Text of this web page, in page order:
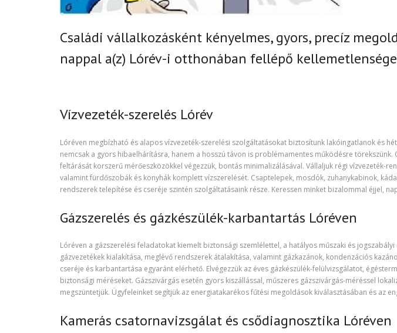
Családi vállalkozásként kényelmes, gyors, precíz
nappal a(z) Lórév-i otthonában fellépő
Vízvezeték-szerelés Lórév
Lóréven megbízható és alapos vízvezeték-szerelési szolgáltatásokat biztosítunk lakóingatlanok és
nemcsak a gyors hibaelhárításra, hanem a hosszú távon is problémamentes működésre
feltárását korszerű mérőeszközökkel végezzük, bontás minimalizálásával. Vállaljuk régi vízvezeték-
valamint fürdőszobák és konyhák komplett vízszerelését. Csaptelepek, mosdók, zuhanykabinok,
rendszerek telepítése és cseréje szintén szolgáltatásaink része. Keressen minket bizalommal éjjel,
Gázszerelés és gázkészülék-karbantartás Lóréven
Lóréven a gázszerelési feladatokat kiemelt biztonsági szemlélettel, a hatályos műszaki és
gázvezetékek kialakítása, meglévő rendszerek átalakítása, valamint gázkazánok, kondenzációs
cseréje és karbantartása egyaránt elérhető. Elvégezzük az éves gázkészülék-felülvizsgálatot,
biztonsági méréseket. Gázszivárgás esetén gyors kiszállással, műszeres gázszivárgás-méréssel
megszüntetjük. Ügyfeleinket segítjük az energiatakarékos fűtési megoldások kiválasztásában és az
Kamerás csatornavizsgálat és csődiagnosztika Lóréven